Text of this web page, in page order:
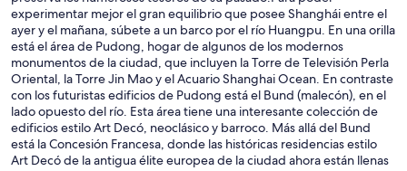
experimentar mejor el gran equilibrio que posee Shanghái entre el
ayer y el mañana, súbete a un barco por el río Huangpu. En una orilla
está el área de Pudong, hogar de algunos de los modernos
monumentos de la ciudad, que incluyen la Torre de Televisión Perla
Oriental, la Torre Jin Mao y el Acuario Shanghai Ocean. En contraste
con los futuristas edificios de Pudong está el Bund (malecón), en el
lado opuesto del río. Esta área tiene una interesante colección de
edificios estilo Art Decó, neoclásico y barroco. Más allá del Bund
está la Concesión Francesa, donde las históricas residencias estilo
Art Decó de la antigua élite europea de la ciudad ahora están llenas